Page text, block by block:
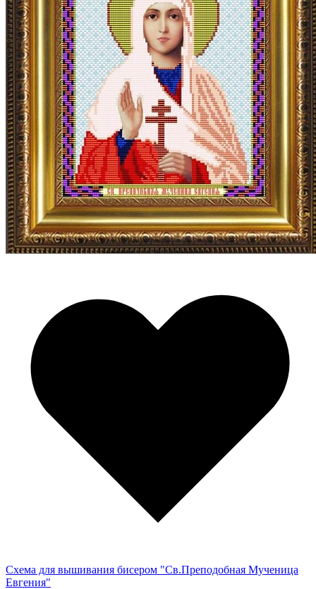
Схема для вышивания бисером "Св.Преподобная Мученица
Евгения"